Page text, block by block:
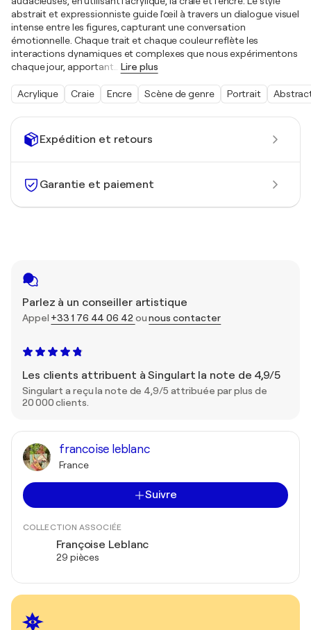
Expédition et retours
Garantie et paiement
Parlez à un conseiller artistique
Appel +33 1 76 44 06 42ounous contacter
Les clients attribuent à Singulart la note de 4,9/5
Singulart a reçu la note de 4,9/5 attribuée par plus de
20 000 clients.
francoise leblanc
France
Suivre
COLLECTION ASSOCIÉE
Françoise Leblanc
29 pièces
abstrait et expressionniste guide l'œil à travers un dialogue visuel
intense entre les figures, capturant une conversation
émotionnelle. Chaque trait et chaque couleur reflète les
interactions dynamiques et complexes que nous expérimentons
chaque jour, apportant… Lire plus
Acrylique Craie Encre Scène de genre Portrait